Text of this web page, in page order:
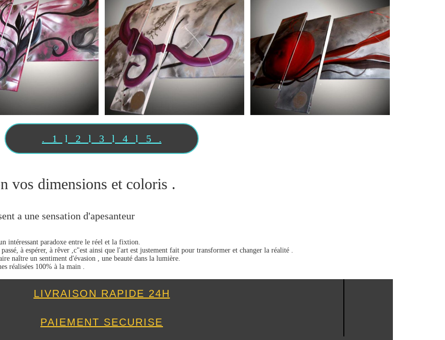
. 1 l 2 l 3 l 4 l 5 .
vos dimensions et coloris .
a une sensation d'apesanteur
intéressant paradoxe entre le réel et la fixtion.
à espérer, à rêver ,c"est ainsi que l'art est justement fait pour transformer et changer la réalité .
naître un sentiment d'évasion , une beauté dans la lumière.
réalisées 100% à la main .
LIVRAISON RAPIDE 24H
PAIEMENT SECURISE